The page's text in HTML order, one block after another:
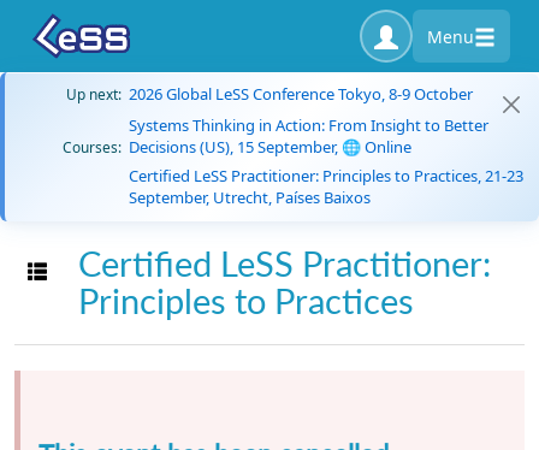
Menu
Up next: 2026 Global LeSS Conference Tokyo, 8-9 October
Courses:
Systems Thinking in Action: From Insight to Better
Decisions (US), 15 September, 🌐 Online
Certified LeSS Practitioner: Principles to Practices, 21-23
September, Utrecht, Países Baixos
Toggle navigation
Certified LeSS Practitioner:
Principles to Practices